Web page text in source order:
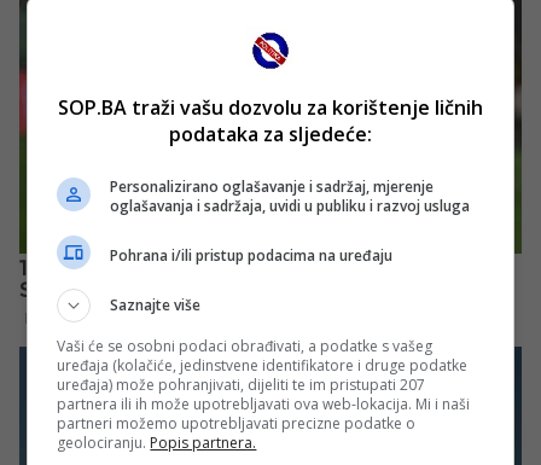
SOP.BA traži vašu dozvolu za korištenje ličnih
podataka za sljedeće:
Personalizirano oglašavanje i sadržaj, mjerenje
oglašavanja i sadržaja, uvidi u publiku i razvoj usluga
Pohrana i/ili pristup podacima na uređaju
Saznajte više
Vaši će se osobni podaci obrađivati, a podatke s vašeg
uređaja (kolačiće, jedinstvene identifikatore i druge podatke
uređaja) može pohranjivati, dijeliti te im pristupati 207
partnera ili ih može upotrebljavati ova web-lokacija. Mi i naši
partneri možemo upotrebljavati precizne podatke o
geolociranju. Popis partnera.